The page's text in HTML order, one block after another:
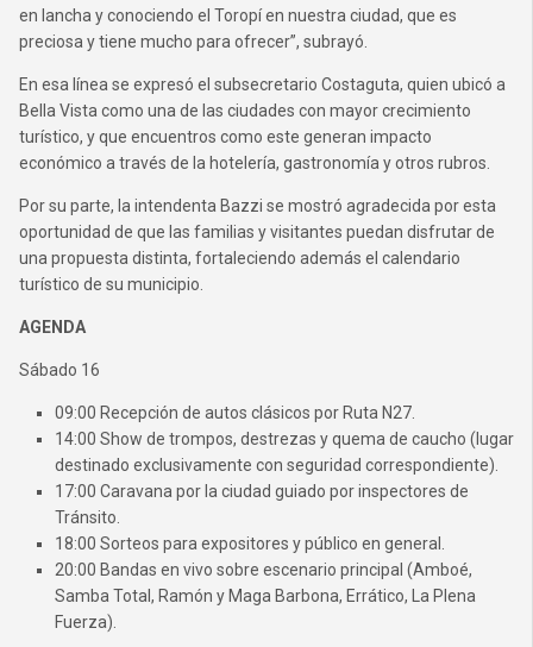
en lancha y conociendo el Toropí en nuestra ciudad, que es
preciosa y tiene mucho para ofrecer”, subrayó.
En esa línea se expresó el subsecretario Costaguta, quien ubicó a
Bella Vista como una de las ciudades con mayor crecimiento
turístico, y que encuentros como este generan impacto
económico a través de la hotelería, gastronomía y otros rubros.
Por su parte, la intendenta Bazzi se mostró agradecida por esta
oportunidad de que las familias y visitantes puedan disfrutar de
una propuesta distinta, fortaleciendo además el calendario
turístico de su municipio.
AGENDA
Sábado 16
09:00 Recepción de autos clásicos por Ruta N27.
14:00 Show de trompos, destrezas y quema de caucho (lugar
destinado exclusivamente con seguridad correspondiente).
17:00 Caravana por la ciudad guiado por inspectores de
Tránsito.
18:00 Sorteos para expositores y público en general.
20:00 Bandas en vivo sobre escenario principal (Amboé,
Samba Total, Ramón y Maga Barbona, Errático, La Plena
Fuerza).